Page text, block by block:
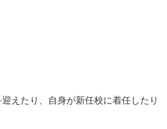
えたり、自身が新任校に着任したり